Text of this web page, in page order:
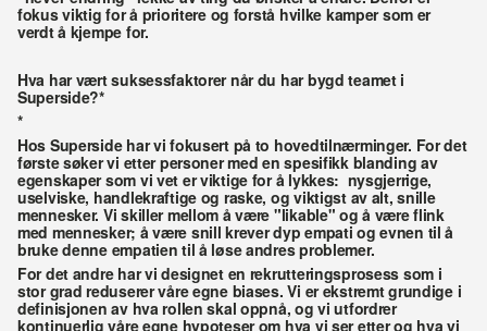
fokus viktig for å prioritere og forstå hvilke kamper som er
verdt å kjempe for.
Hva har vært suksessfaktorer når du har bygd teamet i
Superside?*
*
Hos Superside har vi fokusert på to hovedtilnærminger. For det
første søker vi etter personer med en spesifikk blanding av
egenskaper som vi vet er viktige for å lykkes:  nysgjerrige,
uselviske, handlekraftige og raske, og viktigst av alt, snille
mennesker. Vi skiller mellom å være "likable" og å være flink
med mennesker; å være snill krever dyp empati og evnen til å
bruke denne empatien til å løse andres problemer.
For det andre har vi designet en rekrutteringsprosess som i
stor grad reduserer våre egne biases. Vi er ekstremt grundige i
definisjonen av hva rollen skal oppnå, og vi utfordrer
kontinuerlig våre egne hypoteser om hva vi ser etter og hva vi